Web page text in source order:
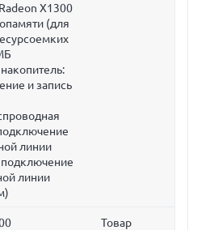
X1300
(для
и запись
линии
линии
Товар